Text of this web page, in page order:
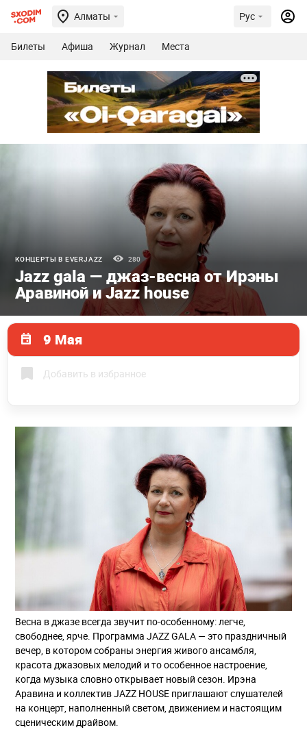
Алматы Рус
Билеты Афиша Журнал Места
КОНЦЕРТЫ В EVERJAZZ 280
Jazz gala — джаз-весна от Ирэны
Аравиной и Jazz house
9 Мая
Добавить в избранное
Весна в джазе всегда звучит по-особенному: легче,
свободнее, ярче. Программа JAZZ GALA — это праздничный
вечер, в котором собраны энергия живого ансамбля,
красота джазовых мелодий и то особенное настроение,
когда музыка словно открывает новый сезон. Ирэна
Аравина и коллектив JAZZ HOUSE приглашают слушателей
на концерт, наполненный светом, движением и настоящим
сценическим драйвом.